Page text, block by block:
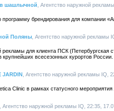
в шашлычной , Агентство наружной
брендирования для компании
Поляны , Агентство наружной рекламы
для клиента ПСК (Петербургская
всесезонных курортов России.
JARDIN , Агентство наружной рекламы IQ,
Clinic в рамках статусного мероприятия
, Агентство наружной рекламы IQ, 22:35,